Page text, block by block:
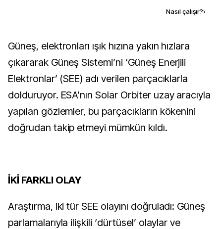
Nasıl çalışır?›
Güneş, elektronları ışık hızına yakın hızlara
çıkararak Güneş Sistemi’ni ‘Güneş Enerjili
Elektronlar’ (SEE) adı verilen parçacıklarla
dolduruyor. ESA’nın Solar Orbiter uzay aracıyla
yapılan gözlemler, bu parçacıkların kökenini
doğrudan takip etmeyi mümkün kıldı.
İKİ FARKLI OLAY
Araştırma, iki tür SEE olayını doğruladı: Güneş
parlamalarıyla ilişkili ‘dürtüsel’ olaylar ve